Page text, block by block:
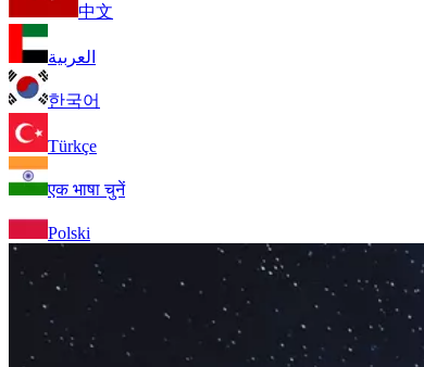
中文
العربية
한국어
Türkçe
एक भाषा चुनें
Polski